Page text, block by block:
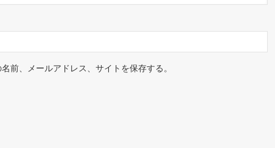
前、メールアドレス、サイトを保存する。